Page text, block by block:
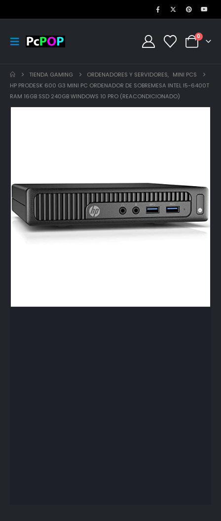
0
TIENDA GAMING ORDENADORES Y SERVIDORES, MINI PCS
HP PRODESK 600 G3 MINI PC ORDENADOR DE SOBREMESA INTEL I5-6400T
RAM 16GB SSD 240GB WINDOWS 10 PRO (REACONDICIONADO)